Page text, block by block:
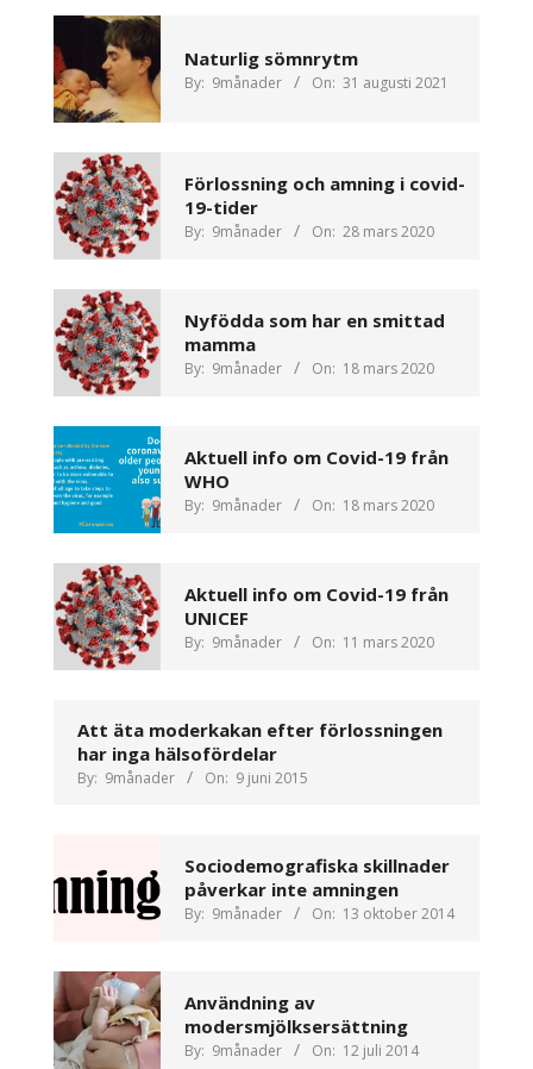
Naturlig sömnrytm
By: 9månader On: 31 augusti 2021
Förlossning och amning i covid-
19-tider
By: 9månader On: 28 mars 2020
Nyfödda som har en smittad
mamma
By: 9månader On: 18 mars 2020
Aktuell info om Covid-19 från
WHO
By: 9månader On: 18 mars 2020
Aktuell info om Covid-19 från
UNICEF
By: 9månader On: 11 mars 2020
Att äta moderkakan efter förlossningen
har inga hälsofördelar
By: 9månader On: 9 juni 2015
Sociodemografiska skillnader
påverkar inte amningen
By: 9månader On: 13 oktober 2014
Användning av
modersmjölksersättning
By: 9månader On: 12 juli 2014